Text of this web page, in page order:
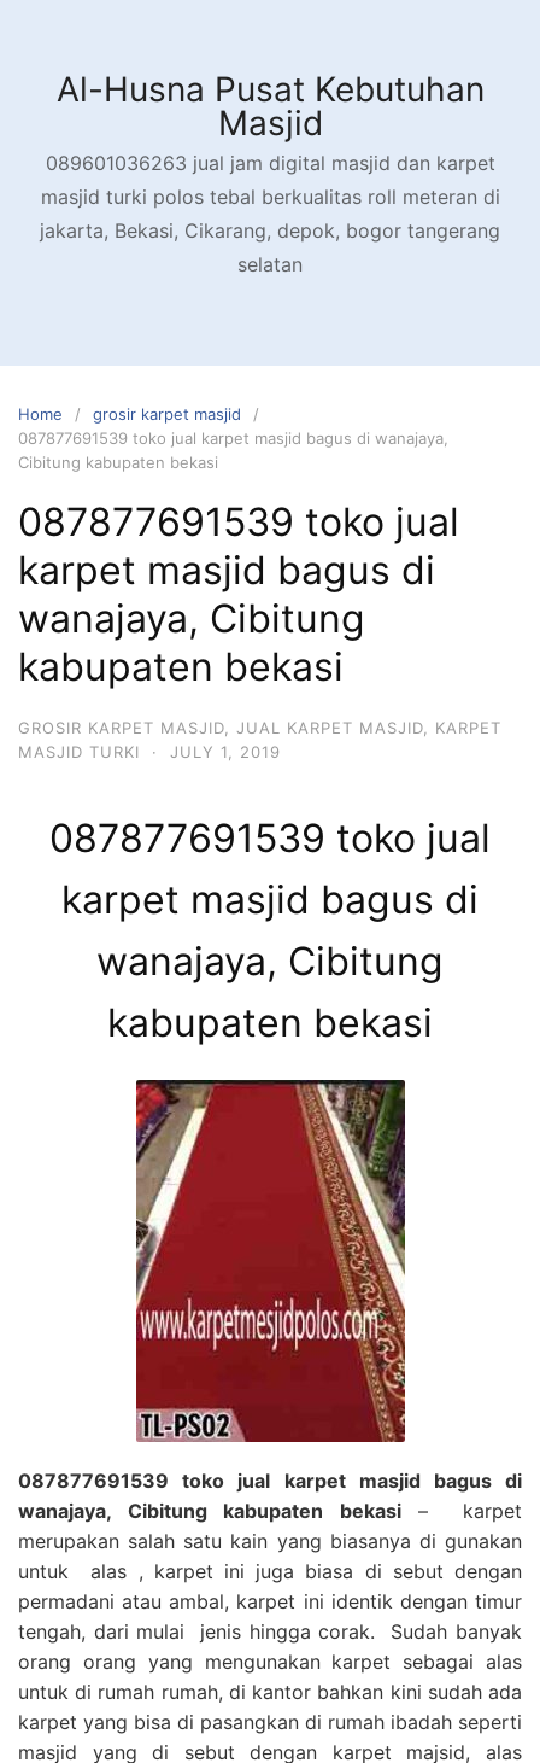
contentAl-Husna Pusat Kebutuhan
Masjid
089601036263 jual jam digital masjid dan karpet
masjid turki polos tebal berkualitas roll meteran di
jakarta, Bekasi, Cikarang, depok, bogor tangerang
selatan
Home
grosir karpet masjid
087877691539 toko jual karpet masjid bagus di wanajaya,
Cibitung kabupaten bekasi
087877691539 toko jual
karpet masjid bagus di
wanajaya, Cibitung
kabupaten bekasi
GROSIR KARPET MASJID JUAL KARPET MASJID
KARPET
MASJID TURKI
· JULY 1, 2019
087877691539 toko jual
karpet masjid bagus di
wanajaya, Cibitung
kabupaten bekasi
087877691539 toko jual karpet masjid bagus di
wanajaya, Cibitung kabupaten bekasi– karpet
merupakan salah satu kain yang biasanya di gunakan
untuk alas , karpet ini juga biasa di sebut dengan
permadani atau ambal, karpet ini identik dengan timur
tengah, dari mulai jenis hingga corak. Sudah banyak
orang orang yang mengunakan karpet sebagai alas
untuk di rumah rumah, di kantor bahkan kini sudah ada
karpet yang bisa di pasangkan di rumah ibadah seperti
masjid yang di sebut dengan karpet majsid, alas